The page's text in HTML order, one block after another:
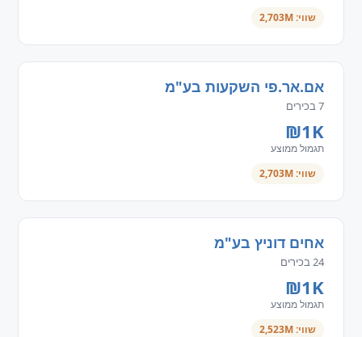
שווי: 2,703M
אם.אר.פי השקעות בע"מ
7 בכירים
₪1K
תגמול ממוצע
שווי: 2,703M
אחים דוניץ בע"מ
24 בכירים
₪1K
תגמול ממוצע
שווי: 2,523M